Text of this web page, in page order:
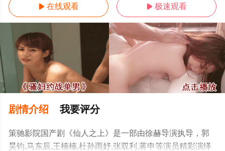
 在线观看  极速观看
剧情介绍 我要评分
策驰影院国产剧《仙人之上》是一部由徐赫导演执导，郭
昊钧,马东辰,王楠楠,杜孙雨妤,张双利,蒋申等演员精彩演绎